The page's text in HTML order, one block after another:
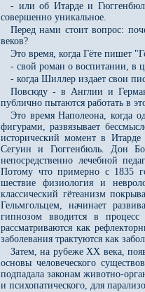
- или об Итарде и
совершенно уникальное.
Перед нами стоит вопрос:
веков?
Это время, когда Гёте пишет
- свой роман о воспитании, в
- когда Шиллер издает свои
Повсюду - в Англии и
публично пытаются работать в
Это время Наполеона, когда
фигурами, развязывает
исторический момент в Итарде
Сегуин и Гюггенбюль. Дон
непосредственно лечебной
Потому что примерно с 1835
шествие физиология и
классический гётеанизм
Гельмгольцем, начинает
гипнозом вводится в
рассматриваются как
заболевания трактуются как
Затем, на рубеже XX века,
основы человеческого
подпадала законам животно-
и психопатического, для